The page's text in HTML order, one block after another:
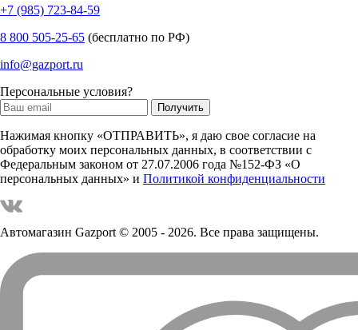
+7 (985) 723-84-59
8 800 505-25-65 (бесплатно по РФ)
info@gazport.ru
Персональные условия?
Нажимая кнопку «ОТПРАВИТЬ», я даю свое согласие на
обработку моих персональных данных, в соответствии с
Федеральным законом от 27.07.2006 года №152-ФЗ «О
персональных данных» и Политикой конфиденциальности
Автомагазин Gazport© 2005 - 2026. Все права защищены.